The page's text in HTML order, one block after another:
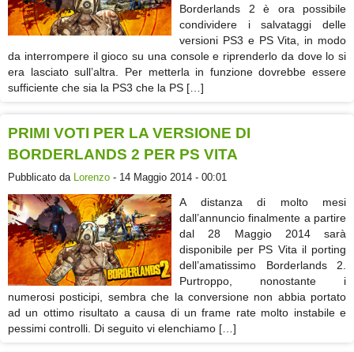
Borderlands 2 è ora possibile
condividere i salvataggi delle
versioni PS3 e PS Vita, in modo
da interrompere il gioco su una console e riprenderlo da dove lo si
era lasciato sull’altra. Per metterla in funzione dovrebbe essere
sufficiente che sia la PS3 che la PS […]
PRIMI VOTI PER LA VERSIONE DI
BORDERLANDS 2 PER PS VITA
Pubblicato da Lorenzo - 14 Maggio 2014 - 00:01
A distanza di molto mesi
dall’annuncio finalmente a partire
dal 28 Maggio 2014 sarà
disponibile per PS Vita il porting
dell’amatissimo Borderlands 2.
Purtroppo, nonostante i
numerosi posticipi, sembra che la conversione non abbia portato
ad un ottimo risultato a causa di un frame rate molto instabile e
pessimi controlli. Di seguito vi elenchiamo […]